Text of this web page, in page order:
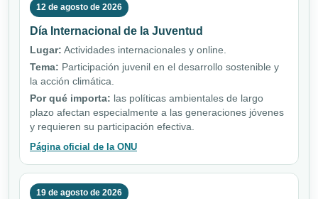
12 de agosto de 2026
Día Internacional de la Juventud
Lugar: Actividades internacionales y online.
Tema: Participación juvenil en el desarrollo sostenible y
la acción climática.
Por qué importa: las políticas ambientales de largo
plazo afectan especialmente a las generaciones jóvenes
y requieren su participación efectiva.
Página oficial de la ONU
19 de agosto de 2026